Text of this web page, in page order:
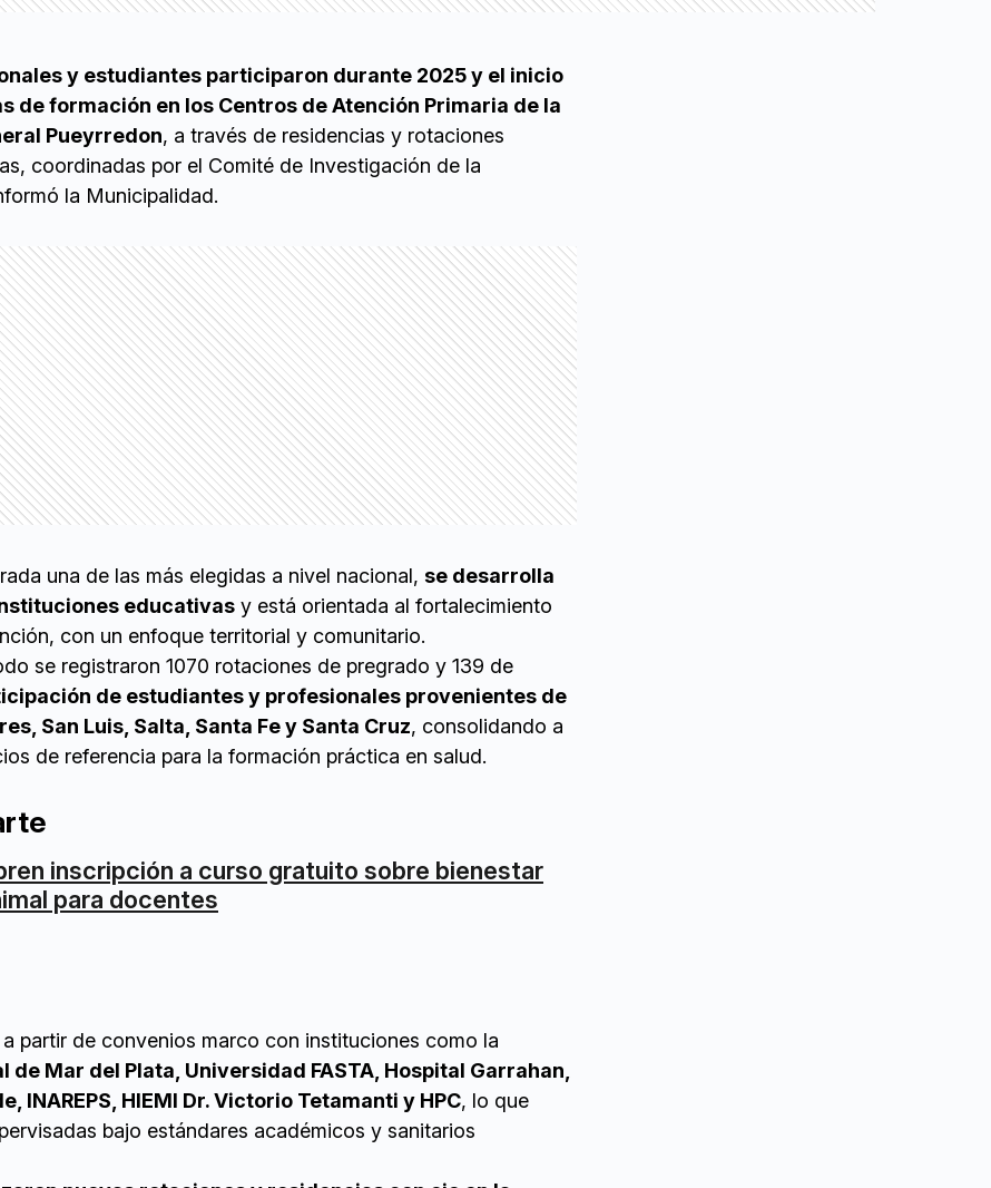
y estudiantes participaron durante 2025 y el inicio
de formación en los Centros de Atención Primaria de la
Pueyrredon, a través de residencias y rotaciones
coordinadas por el Comité de Investigación de la
la Municipalidad.
una de las más elegidas a nivel nacional, se desarrolla
educativas y está orientada al fortalecimiento
con un enfoque territorial y comunitario.
se registraron 1070 rotaciones de pregrado y 139 de
de estudiantes y profesionales provenientes de
San Luis, Salta, Santa Fe y Santa Cruz, consolidando a
de referencia para la formación práctica en salud.
inscripción a curso gratuito sobre bienestar
para docentes
partir de convenios marco con instituciones como la
de Mar del Plata, Universidad FASTA, Hospital Garrahan,
INAREPS, HIEMI Dr. Victorio Tetamanti y HPC, lo que
bajo estándares académicos y sanitarios